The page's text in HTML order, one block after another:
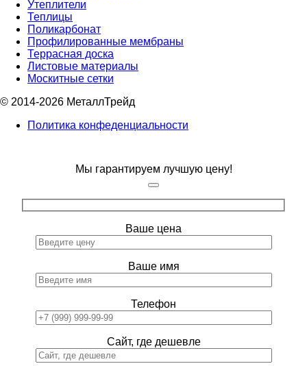
Утеплители
Теплицы
Поликарбонат
Профилированные мембраны
Террасная доска
Листовые материалы
Москитные сетки
© 2014-2026 МеталлТрейд
Политика конфеденциальности
Мы гарантируем лучшую цену!
Ваше цена
Ваше имя
Телефон
Сайт, где дешевле